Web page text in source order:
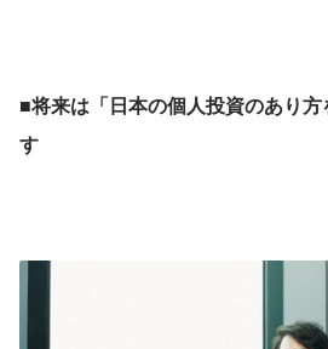
■将来は「日本の個人投資のあり
す